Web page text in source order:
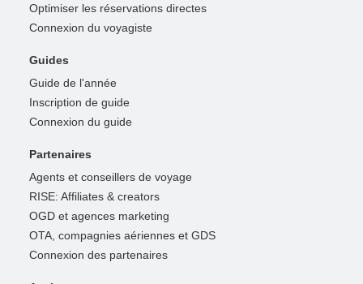
Optimiser les réservations directes
Connexion du voyagiste
Guides
Guide de l'année
Inscription de guide
Connexion du guide
Partenaires
Agents et conseillers de voyage
RISE: Affiliates & creators
OGD et agences marketing
OTA, compagnies aériennes et GDS
Connexion des partenaires